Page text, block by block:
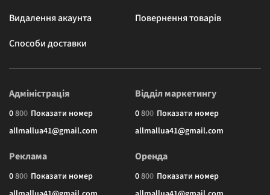
Видалення акаунта
Повернення товарів
Способи доставки
Адміністрація
0800 Показати номер
allmallua41@gmail.com
Відділ маркетингу
0800 Показати номер
allmallua41@gmail.com
Реклама
0800 Показати номер
Оренда
0800 Показати номер